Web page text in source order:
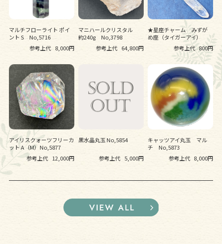
マルチフローライト ポイ
ント S No,5716
参考上代 8,000円
マニハールクリスタル
約240g No,3798
参考上代 64,800円
★星座チャーム みずが
め座（タイガーアイ）
参考上代 800円
アイリスクォーツフリーカ
ット A（M）No,5877
参考上代 12,000円
黒水晶丸玉 No,5854
参考上代 5,000円
キャッツアイ丸玉 マル
チ No,5873
参考上代 8,000円